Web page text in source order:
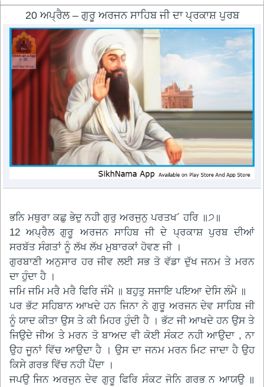
20 ਅਪ੍ਰੈਲ – ਗੁਰੂ ਅਰਜਨ ਸਾਹਿਬ ਜੀ ਦਾ ਪ੍ਰਕਾਸ਼ ਪੁਰਬ
ਭਨਿ ਮਥੁਰਾ ਕਛੁ ਭੇਦੁ ਨਹੀ ਗੁਰੁ ਅਰਜੁਨੁ ਪਰਤਖ´ ਹਰਿ ॥੭॥
12 ਅਪ੍ਰੈਲ ਗੁਰੂ ਅਰਜਨ ਸਾਹਿਬ ਜੀ ਦੇ ਪ੍ਰਕਾਸ਼ ਪੁਰਬ ਦੀਆਂ
ਸਰਬੱਤ ਸੰਗਤਾਂ ਨੂੰ ਲੱਖ ਲੱਖ ਮੁਬਾਰਕਾਂ ਹੋਵਣ ਜੀ ।
ਗੁਰਬਾਣੀ ਅਨੁਸਾਰ ਹਰ ਜੀਵ ਲਈ ਸਭ ਤੋ ਵੱਡਾ ਦੁੱਖ ਜਨਮ ਤੇ ਮਰਨ
ਦਾ ਹੁੰਦਾ ਹੈ ।
ਜਮਿ ਜਮਿ ਮਰੈ ਮਰੈ ਫਿਰਿ ਜੰਮੈ ॥ ਬਹੁਤੁ ਸਜਾਇ ਪਇਆ ਦੇਸਿ ਲੰਮੈ ॥
ਪਰ ਭੱਟ ਸਹਿਬਾਨ ਆਖਦੇ ਹਨ ਜਿਨਾ ਨੇ ਗੁਰੂ ਅਰਜਨ ਦੇਵ ਸਾਹਿਬ ਜੀ
ਨੂੰ ਯਾਦ ਕੀਤਾ ਉਸ ਤੇ ਕੀ ਮਿਹਰ ਹੁੰਦੀ ਹੈ । ਭੱਟ ਜੀ ਆਖਦੇ ਹਨ ਉਸ ਤੇ
ਜਿਉਦੇ ਜੀਅ ਤੇ ਮਰਨ ਤੋ ਬਾਅਦ ਵੀ ਕੋਈ ਸੰਕਟ ਨਹੀ ਆਉਦਾ , ਨਾ
ਉਹ ਜੂਨਾਂ ਵਿੱਚ ਆਉਦਾ ਹੈ । ਉਸ ਦਾ ਜਨਮ ਮਰਨ ਮਿਟ ਜਾਦਾ ਹੈ ਉਹ
ਕਿਸੇ ਗਰਭ ਵਿੱਚ ਨਹੀ ਪੈਂਦਾ ।
ਜਪਉ ਜਿਨ ਅਰਜੁਨ ਦੇਵ ਗੁਰੂ ਫਿਰਿ ਸੰਕਟ ਜੋਨਿ ਗਰਭ ਨ ਆਯਉ ॥